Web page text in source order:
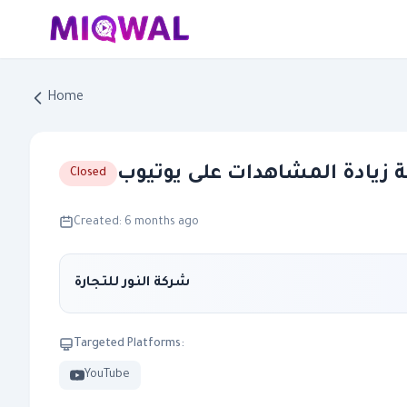
Home
Closed زيادة المشاهدات على يوتيوب
Created: 6 months ago
شركة النور للتجارة
Targeted Platforms:
YouTube